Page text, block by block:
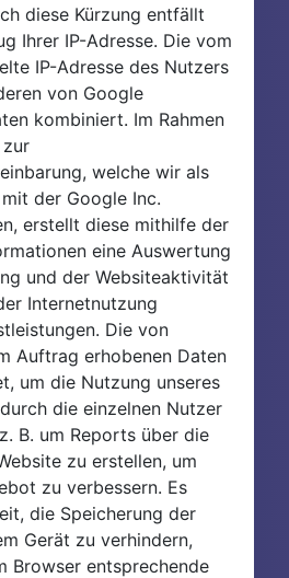
diese Kürzung entfällt
Ihrer IP-Adresse. Die vom
IP-Adresse des Nutzers
von Google
kombiniert. Im Rahmen
welche wir als
der Google Inc.
erstellt diese mithilfe der
eine Auswertung
und der Websiteaktivität
Internetnutzung
Die von
Auftrag erhobenen Daten
um die Nutzung unseres
die einzelnen Nutzer
B. um Reports über die
zu erstellen, um
zu verbessern. Es
die Speicherung der
Gerät zu verhindern,
Browser entsprechende